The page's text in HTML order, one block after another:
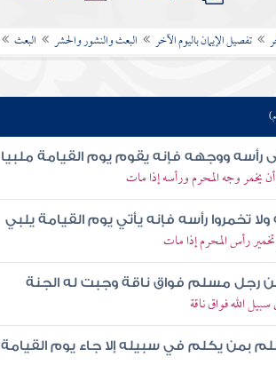
تفصيل الإيمان باليوم الآخر البعث والنشور والحشر البعث
ووجهه فإنه يقوم يوم القيامة ملبيا
وجه المحرم ورأسه إذا مات
تخمروا رأسه فإنه يأتي يوم القيامة يلبي
رأس المحرم إذا مات
رجل مسلم فواق ناقة وجبت له الجنة
الله فواق ناقة
بمن يكلم في سبيله إلا جاء يوم القيامة